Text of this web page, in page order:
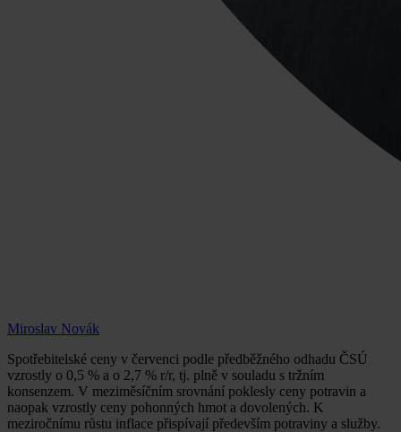
Miroslav Novák
Spotřebitelské ceny v červenci podle předběžného odhadu ČSÚ
vzrostly o 0,5 % a o 2,7 % r/r, tj. plně v souladu s tržním
konsenzem. V meziměsíčním srovnání poklesly ceny potravin a
naopak vzrostly ceny pohonných hmot a dovolených. K
meziročnímu růstu inflace přispívají především potraviny a služby.